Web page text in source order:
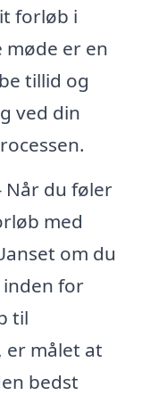
forløb i
møde er en
tillid og
ved din
Når du føler
med
om du
for
til
er målet at
bedst